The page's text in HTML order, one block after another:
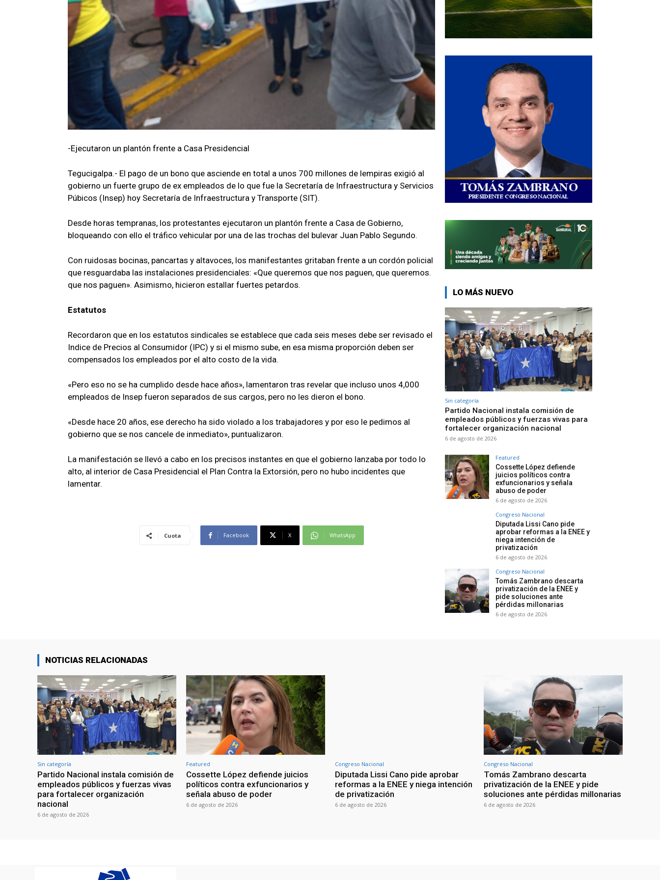
-Ejecutaron un plantón frente a Casa Presidencial
Tegucigalpa.- El pago de un bono que asciende en total a unos 700 millones de lempiras exigió al
gobierno un fuerte grupo de ex empleados de lo que fue la Secretaría de Infraestructura y Servicios
Púbicos (Insep) hoy Secretaría de Infraestructura y Transporte (SIT).
Desde horas tempranas, los protestantes ejecutaron un plantón frente a Casa de Gobierno,
bloqueando con ello el tráfico vehicular por una de las trochas del bulevar Juan Pablo Segundo.
Con ruidosas bocinas, pancartas y altavoces, los manifestantes gritaban frente a un cordón policial
que resguardaba las instalaciones presidenciales: «Que queremos que nos paguen, que queremos.
que nos paguen». Asimismo, hicieron estallar fuertes petardos.
Estatutos
Recordaron que en los estatutos sindicales se establece que cada seis meses debe ser revisado el
Indice de Precios al Consumidor (IPC) y si el mismo sube, en esa misma proporción deben ser
compensados los empleados por el alto costo de la vida.
«Pero eso no se ha cumplido desde hace años», lamentaron tras revelar que incluso unos 4,000
empleados de Insep fueron separados de sus cargos, pero no les dieron el bono.
«Desde hace 20 años, ese derecho ha sido violado a los trabajadores y por eso le pedimos al
gobierno que se nos cancele de inmediato», puntualizaron.
La manifestación se llevó a cabo en los precisos instantes en que el gobierno lanzaba por todo lo
alto, al interior de Casa Presidencial el Plan Contra la Extorsión, pero no hubo incidentes que
lamentar.
Cuota Facebook X WhatsApp
LO MÁS NUEVO
Sin categoría
Partido Nacional instala comisión de
empleados públicos y fuerzas vivas para
fortalecer organización nacional
6 de agosto de 2026
Featured
Cossette López defiende
juicios políticos contra
exfuncionarios y señala
abuso de poder
6 de agosto de 2026
Congreso Nacional
Diputada Lissi Cano pide
aprobar reformas a la ENEE y
niega intención de
privatización
6 de agosto de 2026
Congreso Nacional
Tomás Zambrano descarta
privatización de la ENEE y
pide soluciones ante
pérdidas millonarias
6 de agosto de 2026
NOTICIAS RELACIONADAS
Sin categoría
Partido Nacional instala comisión de
empleados públicos y fuerzas vivas
para fortalecer organización
nacional
6 de agosto de 2026
Featured
Cossette López defiende juicios
políticos contra exfuncionarios y
señala abuso de poder
6 de agosto de 2026
Congreso Nacional
Diputada Lissi Cano pide aprobar
reformas a la ENEE y niega intención
de privatización
6 de agosto de 2026
Congreso Nacional
Tomás Zambrano descarta
privatización de la ENEE y pide
soluciones ante pérdidas millonarias
6 de agosto de 2026